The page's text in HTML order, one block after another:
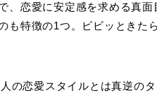
、恋愛に安定感を求める真
も特徴の1つ。ビビッときた
の恋愛スタイルとは真逆の